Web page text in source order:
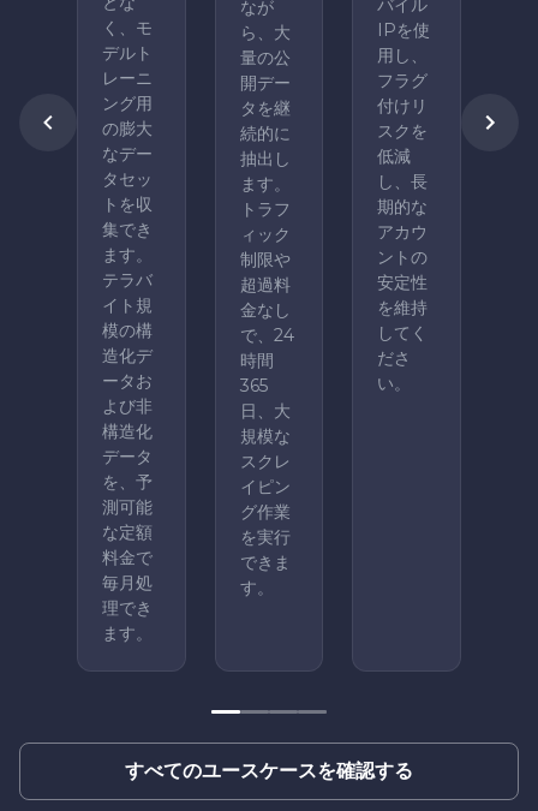
く、モ
デルト
レーニ
ング用
の膨大
なデー
タセッ
トを収
集でき
ます。
テラバ
イト規
模の構
造化デ
ータお
よび非
構造化
データ
を、予
測可能
な定額
料金で
毎月処
理でき
ます。
なが
ら、大
量の公
開デー
タを継
続的に
抽出し
ます。
トラフ
ィック
制限や
超過料
金なし
で、24
時間
365
日、大
規模な
スクレ
イピン
グ作業
を実行
できま
す。
バイル
IPを使
用し、
フラグ
付けリ
スクを
低減
し、長
期的な
アカウ
ントの
安定性
を維持
してく
ださ
い。
すべてのユースケースを確認する